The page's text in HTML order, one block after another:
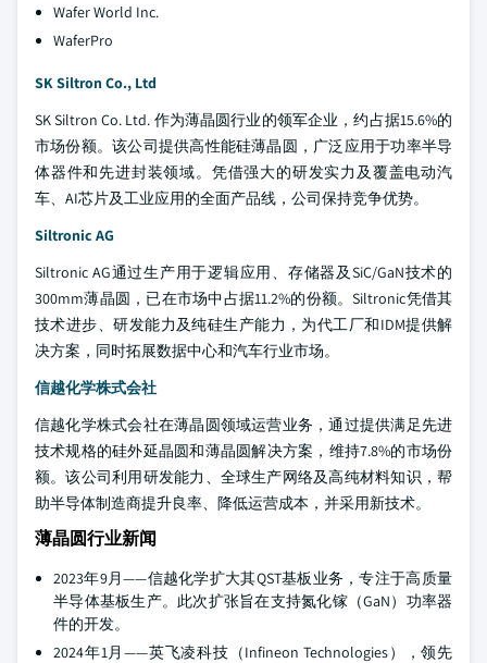
Wafer World Inc.
WaferPro
SK Siltron Co., Ltd
SK Siltron Co. Ltd. 作为薄晶圆行业的领军企业，约占据15.6%的
市场份额。该公司提供高性能硅薄晶圆，广泛应用于功率半导
体器件和先进封装领域。凭借强大的研发实力及覆盖电动汽
车、AI芯片及工业应用的全面产品线，公司保持竞争优势。
Siltronic AG
Siltronic AG通过生产用于逻辑应用、存储器及SiC/GaN技术的
300mm薄晶圆，已在市场中占据11.2%的份额。Siltronic凭借其
技术进步、研发能力及纯硅生产能力，为代工厂和IDM提供解
决方案，同时拓展数据中心和汽车行业市场。
信越化学株式会社
信越化学株式会社在薄晶圆领域运营业务，通过提供满足先进
技术规格的硅外延晶圆和薄晶圆解决方案，维持7.8%的市场份
额。该公司利用研发能力、全球生产网络及高纯材料知识，帮
助半导体制造商提升良率、降低运营成本，并采用新技术。
薄晶圆行业新闻
2023年9月——信越化学扩大其QST基板业务，专注于高质量
半导体基板生产。此次扩张旨在支持氮化镓（GaN）功率器
件的开发。
2024年1月——英飞凌科技（Infineon Technologies），领先